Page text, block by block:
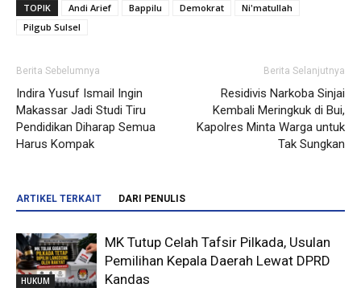
TOPIK Andi Arief Bappilu Demokrat
Ni'matullah
Pilgub Sulsel
Berita Sebelumnya
Indira Yusuf Ismail Ingin
Makassar Jadi Studi Tiru
Pendidikan Diharap Semua
Harus Kompak
Berita Selanjutnya
Residivis Narkoba Sinjai
Kembali Meringkuk di Bui,
Kapolres Minta Warga untuk
Tak Sungkan
ARTIKEL TERKAIT DARI PENULIS
HUKUM
MK Tutup Celah Tafsir Pilkada, Usulan
Pemilihan Kepala Daerah Lewat DPRD
Kandas